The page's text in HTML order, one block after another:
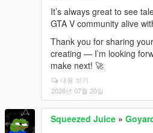
It’s always great to see
GTA V community alive
Thank you for sharing
creating — I’m looking
make next! 🚀
내용 보기
2026년 07월 20일
Squeezed Juice »